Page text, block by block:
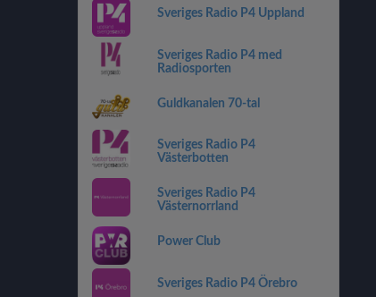
Sveriges Radio P4 Uppland
Sveriges Radio P4 med
Radiosporten
Guldkanalen 70-tal
Sveriges Radio P4
Västerbotten
Sveriges Radio P4
Västernorrland
Power Club
Sveriges Radio P4 Örebro